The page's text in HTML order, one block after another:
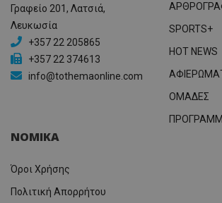
Γραφείο 201, Λατσιά,
Λευκωσία
+357 22 205865
+357 22 374613
info@tothemaonline.com
SPORTS+
HOT NEWS
ΟΜΑΔΕΣ
ΝΟΜΙΚΑ
Όροι Χρήσης
Πολιτική Απορρήτου